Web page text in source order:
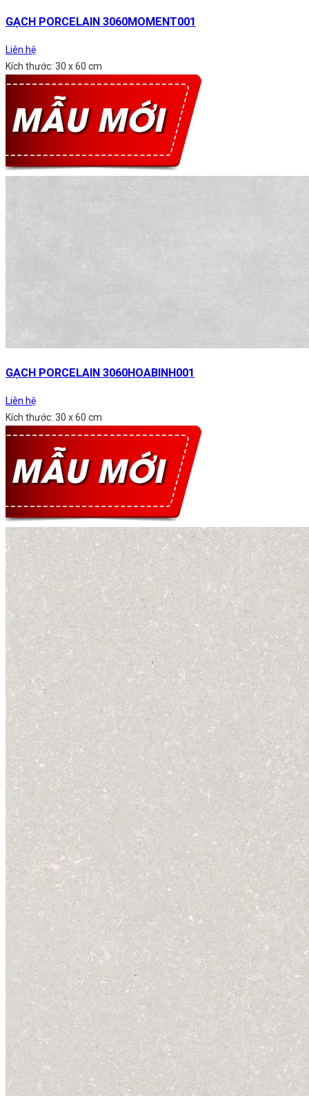
GẠCH PORCELAIN 3060MOMENT001
Liên hệ
Kích thước: 30 x 60 cm
GẠCH PORCELAIN 3060HOABINH001
Liên hệ
Kích thước: 30 x 60 cm